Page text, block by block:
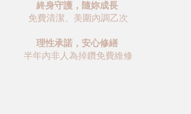
終身守護，隨妳成長
免費清潔、美圍內調乙次
理性承諾，安心修繕
半年內非人為掉鑽免費維修